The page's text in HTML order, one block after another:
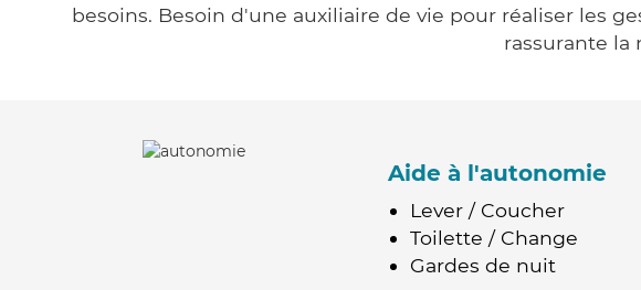
besoins. Besoin d'une auxiliaire de vie pour réaliser les
rassurante la
Aide à l'autonomie
Lever / Coucher
Toilette / Change
Gardes de nuit